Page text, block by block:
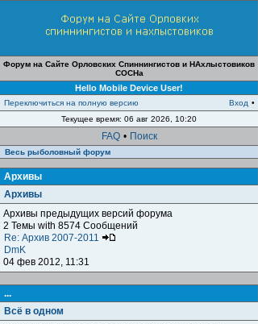
Форум на Сайте Орловских Спиннингистов и НАхлыстовиков
СОСНа
Hello Mobile Device User!
Переключиться на полную версию Вход •
Текущее время: 06 авг 2026, 10:20
FAQ • Поиск
Весь рыболовный форум
Архивы
Архивы
Архивы предыдущих версий форума
2 Темы with 8574 Сообщений
Re: Архив 2007-2011
DmK
04 фев 2012, 11:31
...
Всё в одном